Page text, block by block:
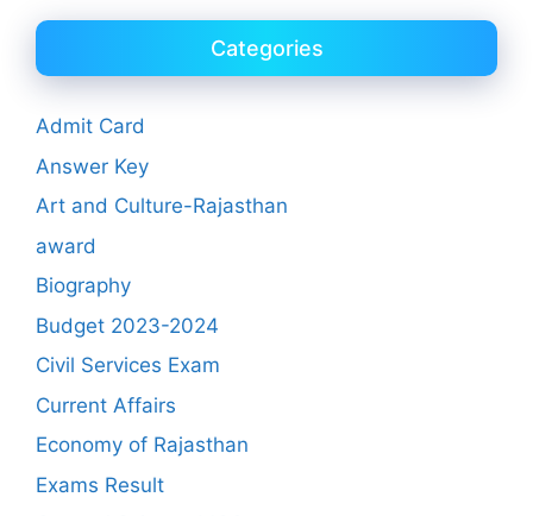
Categories
Admit Card
Answer Key
Art and Culture-Rajasthan
award
Biography
Budget 2023-2024
Civil Services Exam
Current Affairs
Economy of Rajasthan
Exams Result